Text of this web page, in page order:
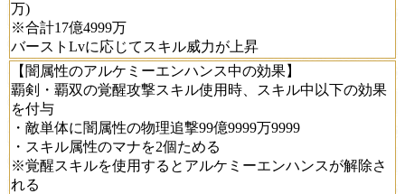
万)
※合計17億4999万
バーストLvに応じてスキル威力が上昇
【闇属性のアルケミーエンハンス中の効果】
覇剣・覇双の覚醒攻撃スキル使用時、スキル中以下の効果
を付与
・敵単体に闇属性の物理追撃99億9999万9999
・スキル属性のマナを2個ためる
※覚醒スキルを使用するとアルケミーエンハンスが解除さ
れる